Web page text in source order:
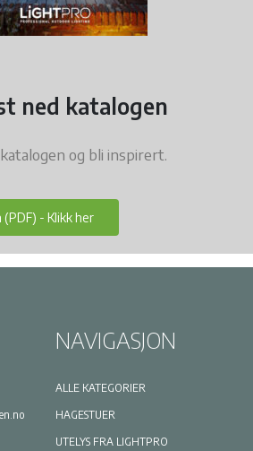
ned katalogen
og bli inspirert.
- Klikk her
NAVIGASJON
ALLE KATEGORIER
HAGESTUER
UTELYS FRA LIGHTPRO